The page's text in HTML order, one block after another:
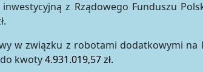
z Rządowego Funduszu
w związku z robotami dodatkowymi na
do kwoty4.931.019,57 zł.